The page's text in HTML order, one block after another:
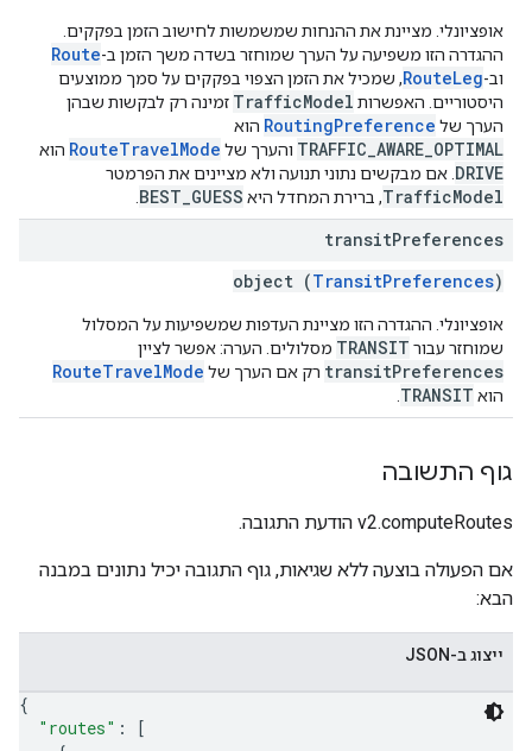
אופציונלי. מציינת את ההנחות שמשמשות לחישוב הזמן בפקקים.
ההגדרה הזו משפיעה על הערך שמוחזר בשדה משך הזמן ב-Route
וב-RouteLeg, שמכיל את הזמן הצפוי בפקקים על סמך ממוצעים
היסטוריים. האפשרות TrafficModel זמינה רק לבקשות שבהן
הערך של RoutingPreference הוא
TRAFFIC_AWARE_OPTIMAL והערך של RouteTravelMode הוא
DRIVE . אם מבקשים נתוני תנועה ולא מציינים את הפרמטר
TrafficModel, ברירת המחדל היא BEST_GUESS
transitPreferences
object (TransitPreferences)
אופציונלי. ההגדרה הזו מציינת העדפות שמשפיעות על המסלול
שמוחזר עבור TRANSIT מסלולים. הערה: אפשר לציין
transitPreferences רק אם הערך של RouteTravelMode
הוא TRANSIT
גוף התשובה
‫v2.computeRoutes הודעת התגובה.
אם הפעולה בוצעה ללא שגיאות, גוף התגובה יכיל נתונים במבנה
הבא:
ייצוג ב-JSON
{
"routes" :
[